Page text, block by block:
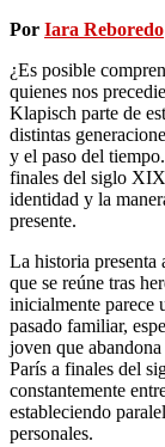
Por Iara Reboredo
¿Es posible
quienes nos
Klapisch parte de
distintas
y el paso del
finales del siglo
identidad y la
presente.
La historia presenta
que se reúne tras
inicialmente parece
pasado familiar,
joven que
París a finales del
constantemente
estableciendo
personales.